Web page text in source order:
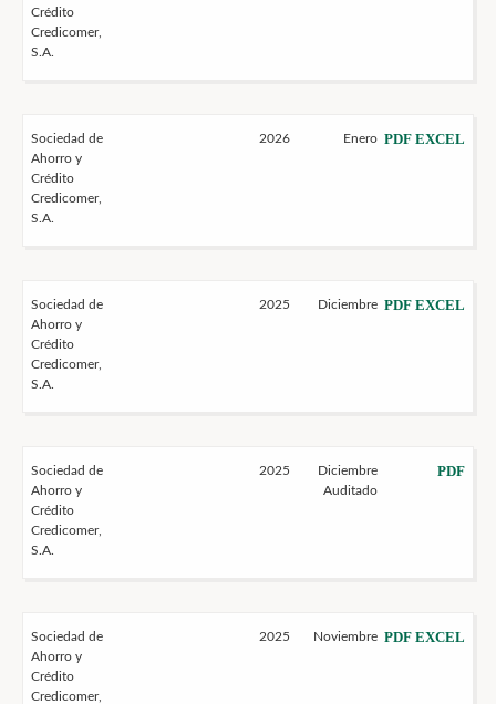
Crédito
Credicomer,
S.A.
Sociedad de
Ahorro y
Crédito
Credicomer,
S.A.
2026 Enero PDF EXCEL
Sociedad de
Ahorro y
Crédito
Credicomer,
S.A.
2025 Diciembre PDF EXCEL
Sociedad de
Ahorro y
Crédito
Credicomer,
S.A.
2025
Diciembre
Auditado
PDF
Sociedad de
Ahorro y
Crédito
Credicomer,
2025 Noviembre PDF EXCEL